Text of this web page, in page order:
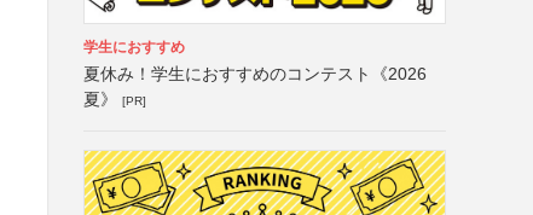
学生におすすめ
夏休み！学生におすすめのコンテスト《2026
夏》
[PR]